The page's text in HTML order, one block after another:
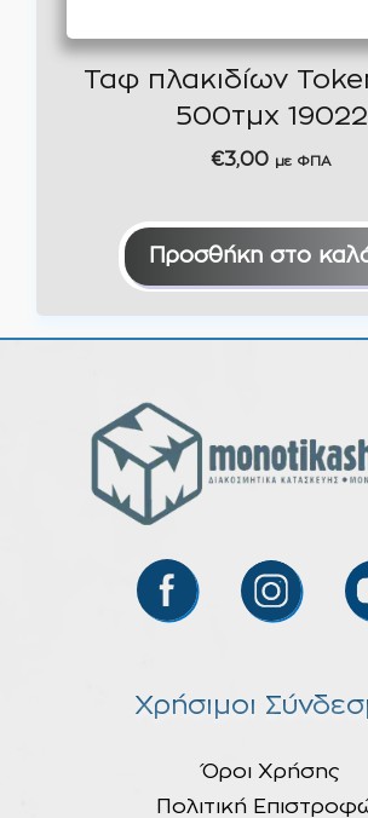
Ταφ πλακιδίων
500τμχ 19022
€3,00 με ΦΠΑ
Προσθήκη στο
Χρήσιμοι
Όροι Χρήσης
Πολιτική